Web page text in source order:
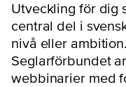
Utveckling för dig
central del i
nivå eller
Seglarförbundet
webbinarier med